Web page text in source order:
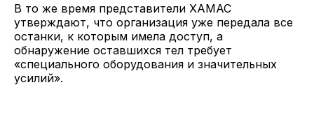
В то же время представители ХАМАС
утверждают, что организация уже передала все
останки, к которым имела доступ, а
обнаружение оставшихся тел требует
«специального оборудования и значительных
усилий».